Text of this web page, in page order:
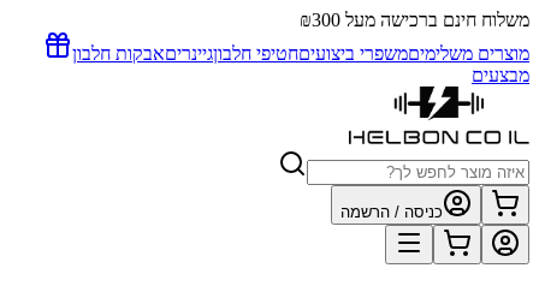
משלוח חינם ברכישה מעל ₪300
מוצרים משלימיםמשפרי ביצועיםחטיפי חלבוןגיינריםאבקות חלבון
מבצעים
כניסה / הרשמה